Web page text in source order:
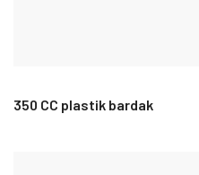
350 CC plastik bardak